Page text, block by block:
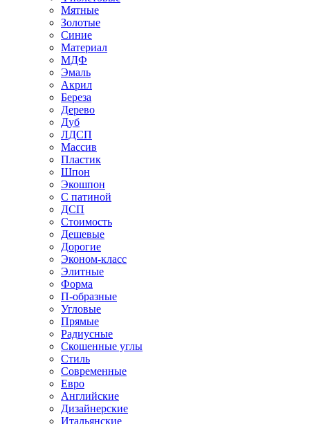
Мятные
Золотые
Синие
Материал
МДФ
Эмаль
Акрил
Береза
Дерево
Дуб
ЛДСП
Массив
Пластик
Шпон
Экошпон
С патиной
ДСП
Стоимость
Дешевые
Дорогие
Эконом-класс
Элитные
Форма
П-образные
Угловые
Прямые
Радиусные
Скошенные углы
Стиль
Современные
Евро
Английские
Дизайнерские
Итальянские